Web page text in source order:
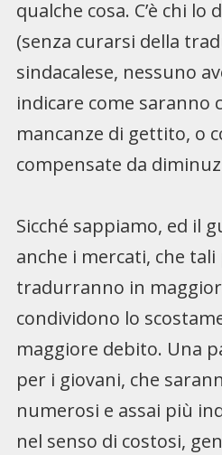
qualche cosa. C’è chi lo
(senza curarsi della
sindacalese, nessuno
indicare come saranno
mancanze di gettito, o
compensate da
Sicché sappiamo, ed il
anche i mercati, che
tradurranno in
condividono lo
maggiore debito. Una
per i giovani, che
numerosi e assai più
nel senso di costosi,